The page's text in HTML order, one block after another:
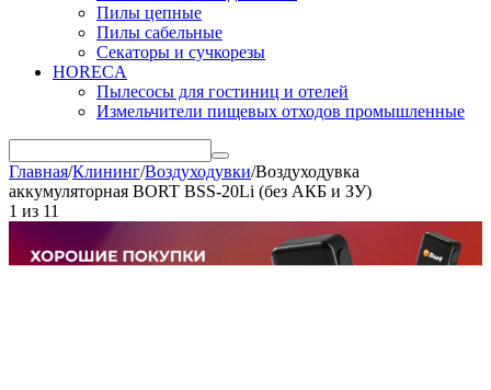
Пилы цепные
Пилы сабельные
Секаторы и сучкорезы
HORECA
Пылесосы для гостиниц и отелей
Измельчители пищевых отходов промышленные
Главная/Клининг/Воздуходувки/Воздуходувка
аккумуляторная BORT BSS-20Li (без АКБ и ЗУ)
1 из 11